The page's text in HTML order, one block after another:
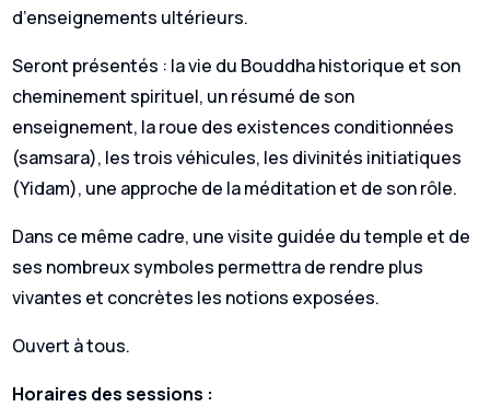
d’enseignements ultérieurs.
Seront présentés : la vie du Bouddha historique et son
cheminement spirituel, un résumé de son
enseignement, la roue des existences conditionnées
(samsara), les trois véhicules, les divinités initiatiques
(Yidam), une approche de la méditation et de son rôle.
Dans ce même cadre, une visite guidée du temple et de
ses nombreux symboles permettra de rendre plus
vivantes et concrètes les notions exposées.
Ouvert à tous.
Horaires des sessions :